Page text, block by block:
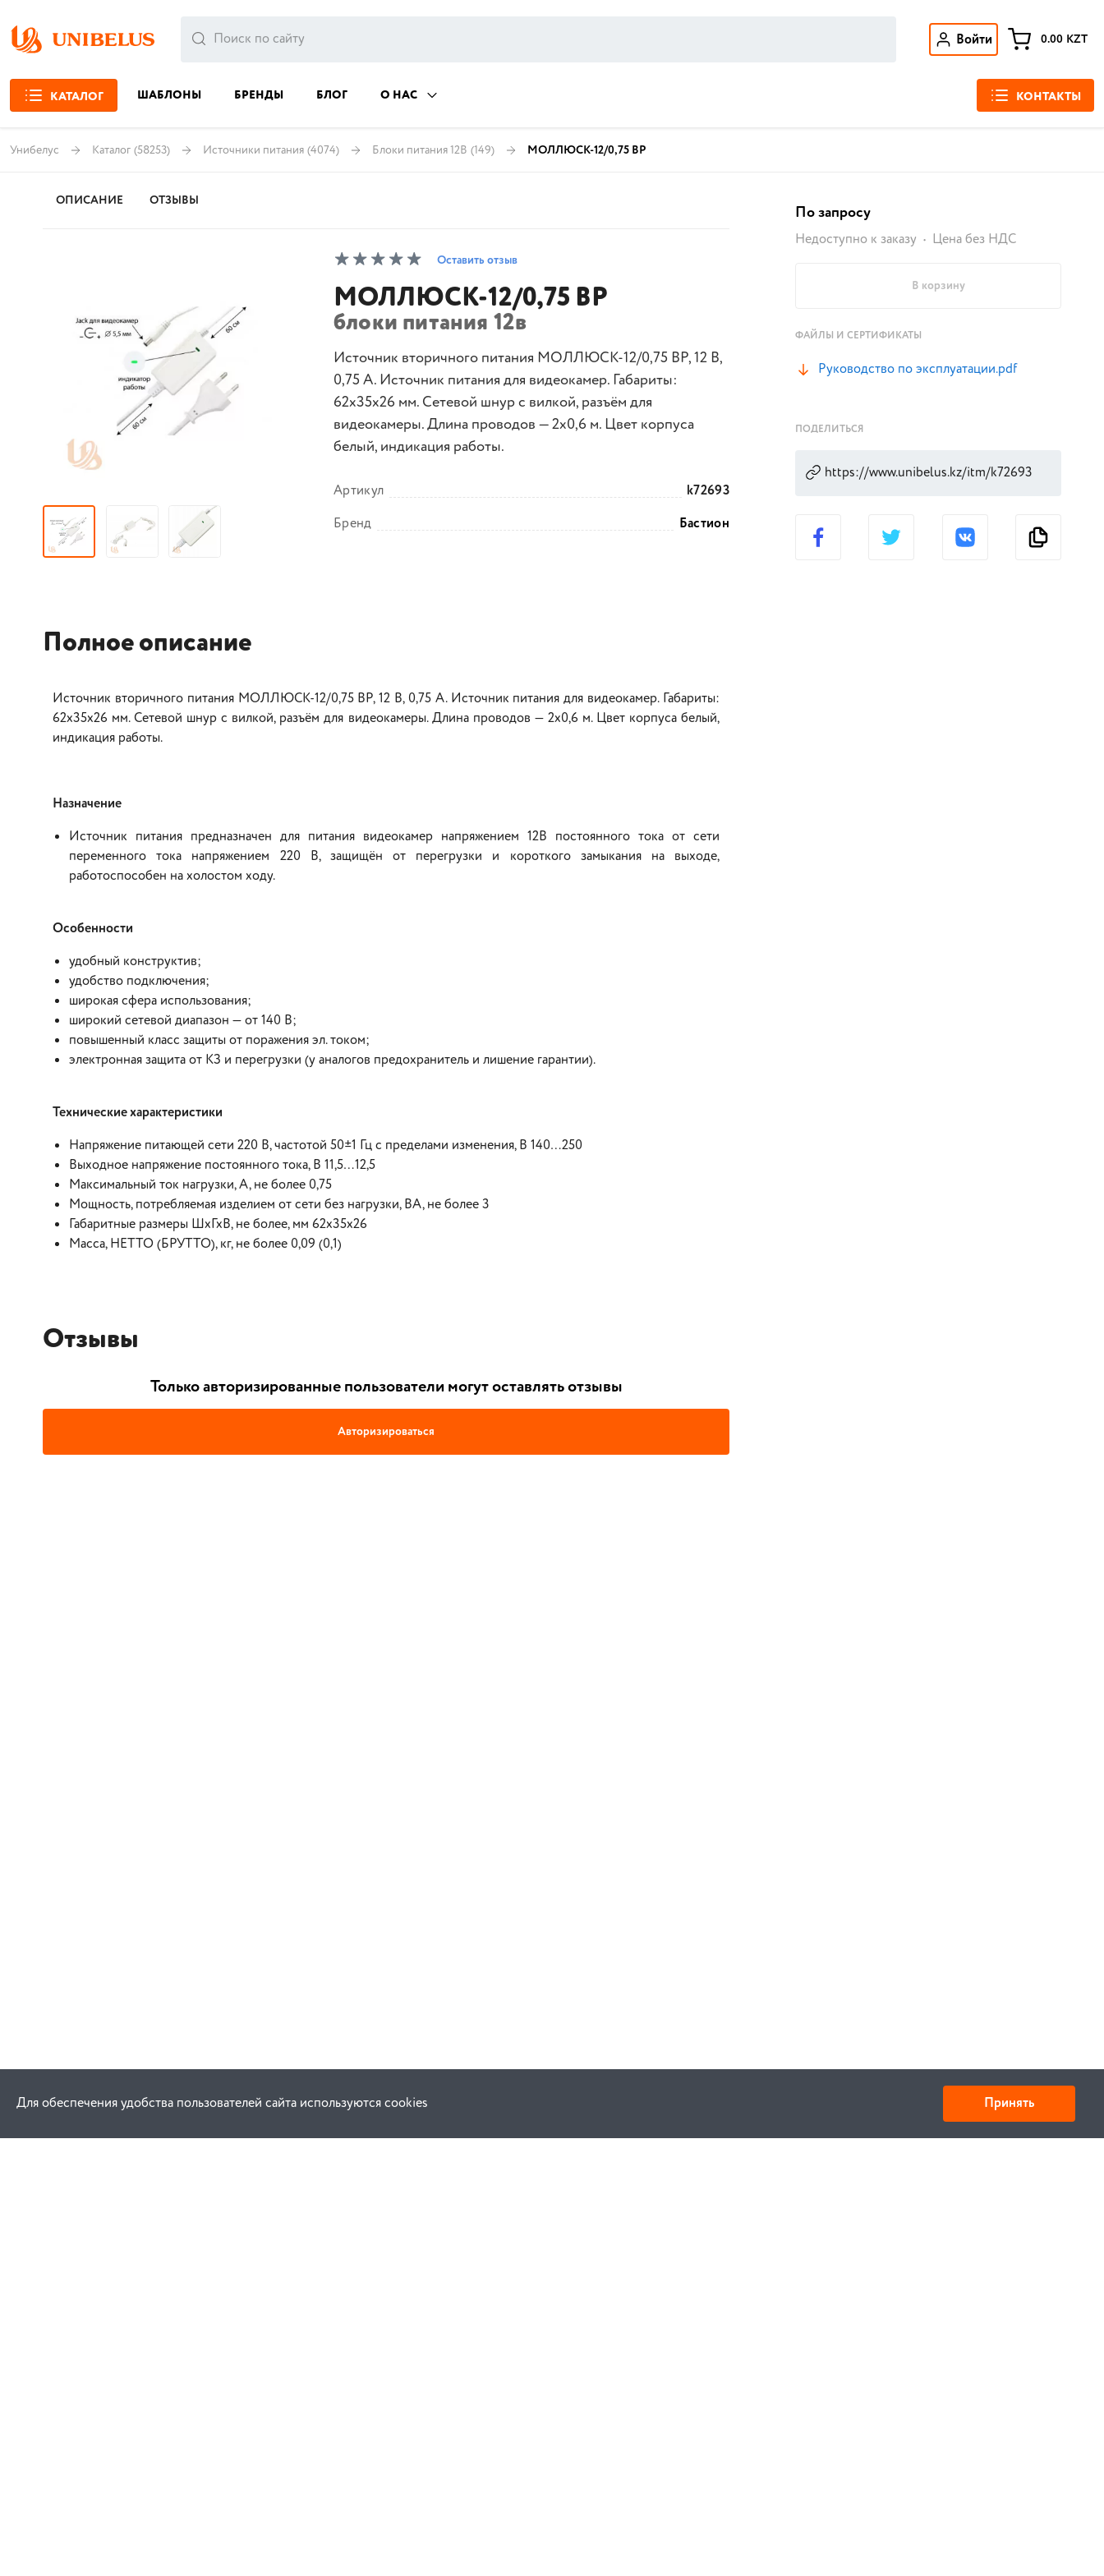
Войти 0.00 KZT
КАТАЛОГ ШАБЛОНЫ БРЕНДЫ БЛОГ О НАС КОНТАКТЫ
Унибелус Каталог (58253) Источники питания (4074) Блоки питания 12В (149) МОЛЛЮСК-12/0,75 ВР
ОПИСАНИЕ ОТЗЫВЫ
Оставить отзыв
МОЛЛЮСК-12/0,75 ВР
блоки питания 12в
Источник вторичного питания МОЛЛЮСК-12/0,75 ВР, 12 В,
0,75 А. Источник питания для видеокамер. Габариты:
62х35х26 мм. Сетевой шнур с вилкой, разъём для
видеокамеры. Длина проводов — 2х0,6 м. Цвет корпуса
белый, индикация работы.
Артикул
k72693
Бренд
Бастион
Полное описание
Источник вторичного питания МОЛЛЮСК-12/0,75 ВР, 12 В, 0,75 А. Источник питания для видеокамер. Габариты:
62х35х26 мм. Сетевой шнур с вилкой, разъём для видеокамеры. Длина проводов — 2х0,6 м. Цвет корпуса белый,
индикация работы.
Назначение
Источник питания предназначен для питания видеокамер напряжением 12В постоянного тока от сети
переменного тока напряжением 220 В, защищён от перегрузки и короткого замыкания на выходе,
работоспособен на холостом ходу.
Особенности
удобный конструктив;
удобство подключения;
широкая сфера использования;
широкий сетевой диапазон — от 140 В;
повышенный класс защиты от поражения эл. током;
электронная защита от КЗ и перегрузки (у аналогов предохранитель и лишение гарантии).
Технические характеристики
Напряжение питающей сети 220 В, частотой 50±1 Гц с пределами изменения, В 140…250
Выходное напряжение постоянного тока, В 11,5…12,5
Максимальный ток нагрузки, A, не более 0,75
Мощность, потребляемая изделием от сети без нагрузки, ВА, не более 3
Габаритные размеры ШхГхВ, не более, мм 62х35х26
Масса, НЕТТО (БРУТТО), кг, не более 0,09 (0,1)
Отзывы
Только авторизированные пользователи могут оставлять отзывы
Авторизироваться
По запросу
Недоступно к заказу Цена без НДС
В корзину
ФАЙЛЫ И СЕРТИФИКАТЫ
Руководство по эксплуатации.pdf
ПОДЕЛИТЬСЯ
Для обеспечения удобства пользователей сайта используются cookies Принять